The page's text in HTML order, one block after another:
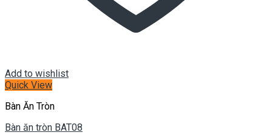
Add to wishlist
Quick View
Bàn Ăn Tròn
Bàn ăn tròn BAT08